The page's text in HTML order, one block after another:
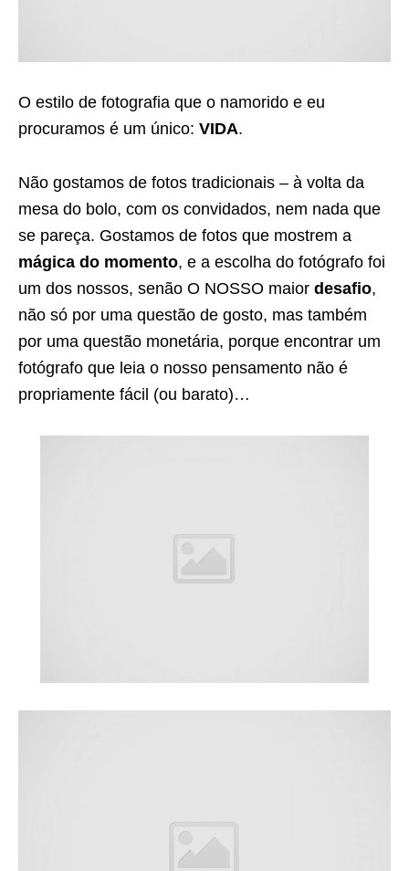
O estilo de fotografia que o namorido e eu
procuramos é um único: VIDA.
Não gostamos de fotos tradicionais – à volta da
mesa do bolo, com os convidados, nem nada que
se pareça. Gostamos de fotos que mostrem a
mágica do momento, e a escolha do fotógrafo foi
um dos nossos, senão O NOSSO maior desafio,
não só por uma questão de gosto, mas também
por uma questão monetária, porque encontrar um
fotógrafo que leia o nosso pensamento não é
propriamente fácil (ou barato)…